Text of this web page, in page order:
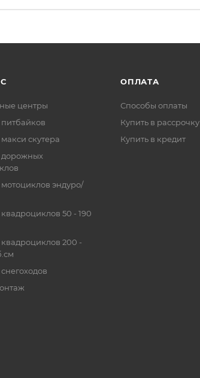
центры
скутера
дорожных
эндуро/
50 - 190
200 -
ОПЛАТА
Способы оплаты
Купить в рассрочку
Купить в кредит